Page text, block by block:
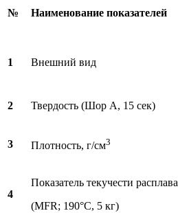
№ Наименование показателей
1 Внешний вид
2 Твердость (Шор А, 15 сек)
3 Плотность, г/см3
4
Показатель текучести расплава
(MFR; 190°C, 5 кг)